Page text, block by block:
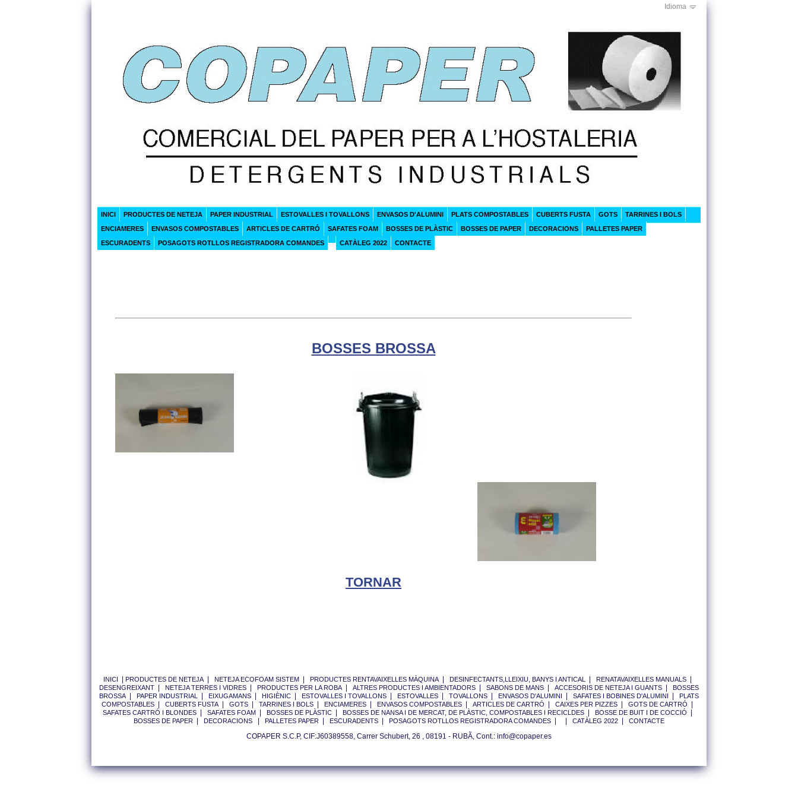
Idioma
INICI PRODUCTES DE NETEJA PAPER INDUSTRIAL ESTOVALLES I TOVALLONS ENVASOS D'ALUMINI PLATS COMPOSTABLES CUBERTS FUSTA GOTS
TARRINES I BOLS
ENCIAMERES
ENVASOS COMPOSTABLES ARTICLES DE CARTRÓ SAFATES FOAM BOSSES DE PLÀSTIC BOSSES DE PAPER DECORACIONS
PALLETES PAPER
ESCURADENTS
POSAGOTS ROTLLOS REGISTRADORA COMANDES CATÀLEG 2022 CONTACTE
BOSSES BROSSA
TORNAR
INICI PRODUCTES DE NETEJA| NETEJA ECOFOAM SISTEM| PRODUCTES RENTAVAIXELLES MÀQUINA| DESINFECTANTS,LLEIXIU, BANYS I ANTICAL | RENATAVAIXELLES MANUALS|
DESENGREIXANT NETEJA TERRES I VIDRES PRODUCTES PER LA ROBA| ALTRES PRODUCTES I AMBIENTADORS SABONS DE MANS ACCESORIS DE NETEJA I GUANTS
BOSSES
BROSSA| PAPER INDUSTRIAL EIXUGAMANS HIGIÈNIC ESTOVALLES I TOVALLONS ESTOVALLES TOVALLONS ENVASOS D'ALUMINI SAFATES I BOBINES D'ALUMINI
PLATS
COMPOSTABLES
CUBERTS FUSTA| GOTS TARRINES I BOLS ENCIAMERES ENVASOS COMPOSTABLES ARTICLES DE CARTRÓ CAIXES PER PIZZES GOTS DE CARTRÓ
SAFATES CARTRÓ I BLONDES| SAFATES FOAM| BOSSES DE PLÀSTIC| BOSSES DE NANSA I DE MERCAT, DE PLÀSTIC, COMPOSTABLES I RECICLDES| BOSSE DE BUIT I DE COCCIÓ
BOSSES DE PAPER DECORACIONS PALLETES PAPER ESCURADENTS POSAGOTS ROTLLOS REGISTRADORA COMANDES CATÀLEG 2022 CONTACTE
COPAPER S.C.P, CIF:J60389558, Carrer Schubert, 26 , 08191 - RUBÃ, Cont.: info@copaper.es